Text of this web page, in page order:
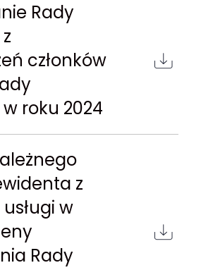
Rady
członków
roku 2024
z
w
Rady